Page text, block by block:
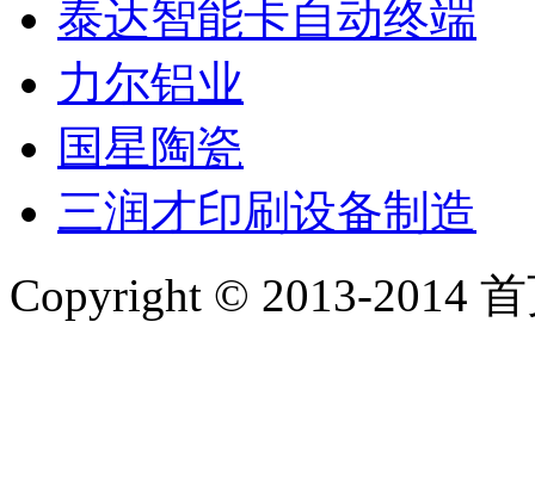
泰达智能卡自动终端
力尔铝业
国星陶瓷
三润才印刷设备制造
Copyright © 2013-2014